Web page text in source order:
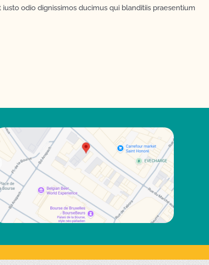
odio dignissimos ducimus qui blanditiis praesentium